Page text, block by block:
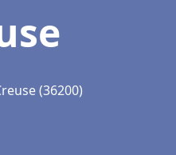
(36200)